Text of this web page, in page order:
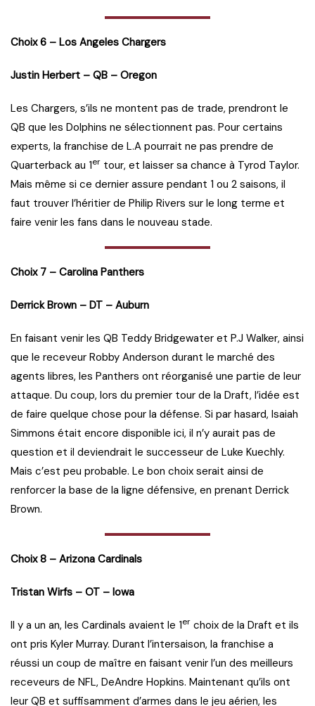
Choix 6 – Los Angeles Chargers
Justin Herbert – QB – Oregon
Les Chargers, s’ils ne montent pas de trade, prendront le
QB que les Dolphins ne sélectionnent pas. Pour certains
experts, la franchise de L.A pourrait ne pas prendre de
Quarterback au 1er tour, et laisser sa chance à Tyrod Taylor.
Mais même si ce dernier assure pendant 1 ou 2 saisons, il
faut trouver l’héritier de Philip Rivers sur le long terme et
faire venir les fans dans le nouveau stade.
Choix 7 – Carolina Panthers
Derrick Brown – DT – Auburn
En faisant venir les QB Teddy Bridgewater et P.J Walker, ainsi
que le receveur Robby Anderson durant le marché des
agents libres, les Panthers ont réorganisé une partie de leur
attaque. Du coup, lors du premier tour de la Draft, l’idée est
de faire quelque chose pour la défense. Si par hasard, Isaiah
Simmons était encore disponible ici, il n’y aurait pas de
question et il deviendrait le successeur de Luke Kuechly.
Mais c’est peu probable. Le bon choix serait ainsi de
renforcer la base de la ligne défensive, en prenant Derrick
Brown.
Choix 8 – Arizona Cardinals
Tristan Wirfs – OT – Iowa
Il y a un an, les Cardinals avaient le 1er choix de la Draft et ils
ont pris Kyler Murray. Durant l’intersaison, la franchise a
réussi un coup de maître en faisant venir l’un des meilleurs
receveurs de NFL, DeAndre Hopkins. Maintenant qu’ils ont
leur QB et suffisamment d’armes dans le jeu aérien, les